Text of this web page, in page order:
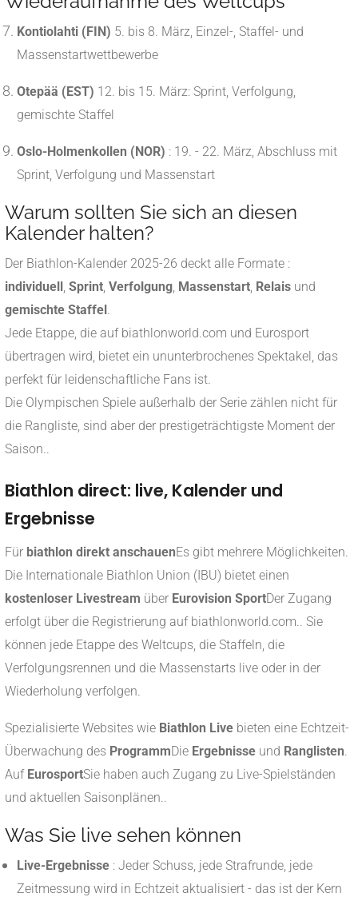
Kontiolahti (FIN) 5. bis 8. März, Einzel-, Staffel- und
Massenstartwettbewerbe
Otepää (EST) 12. bis 15. März: Sprint, Verfolgung,
gemischte Staffel
Oslo-Holmenkollen (NOR) : 19. - 22. März, Abschluss mit
Sprint, Verfolgung und Massenstart
Warum sollten Sie sich an diesen
Kalender halten?
Der Biathlon-Kalender 2025-26 deckt alle Formate :
individuell, Sprint, Verfolgung, Massenstart, Relais und
gemischte Staffel.
Jede Etappe, die auf biathlonworld.com und Eurosport
übertragen wird, bietet ein ununterbrochenes Spektakel, das
perfekt für leidenschaftliche Fans ist.
Die Olympischen Spiele außerhalb der Serie zählen nicht für
die Rangliste, sind aber der prestigeträchtigste Moment der
Saison..
Biathlon direct: live, Kalender und
Ergebnisse
Für biathlon direkt anschauenEs gibt mehrere Möglichkeiten.
Die Internationale Biathlon Union (IBU) bietet einen
kostenloser Livestream über Eurovision SportDer Zugang
erfolgt über die Registrierung auf biathlonworld.com.. Sie
können jede Etappe des Weltcups, die Staffeln, die
Verfolgungsrennen und die Massenstarts live oder in der
Wiederholung verfolgen.
Spezialisierte Websites wie Biathlon Live bieten eine Echtzeit-
Überwachung des ProgrammDie Ergebnisse und Ranglisten.
Auf EurosportSie haben auch Zugang zu Live-Spielständen
und aktuellen Saisonplänen..
Was Sie live sehen können
Live-Ergebnisse : Jeder Schuss, jede Strafrunde, jede
Zeitmessung wird in Echtzeit aktualisiert - das ist der Kern